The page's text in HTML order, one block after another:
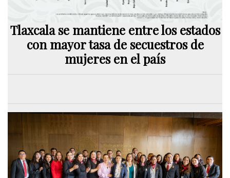
Tlaxcala se mantiene entre los estados
con mayor tasa de secuestros de
mujeres en el país